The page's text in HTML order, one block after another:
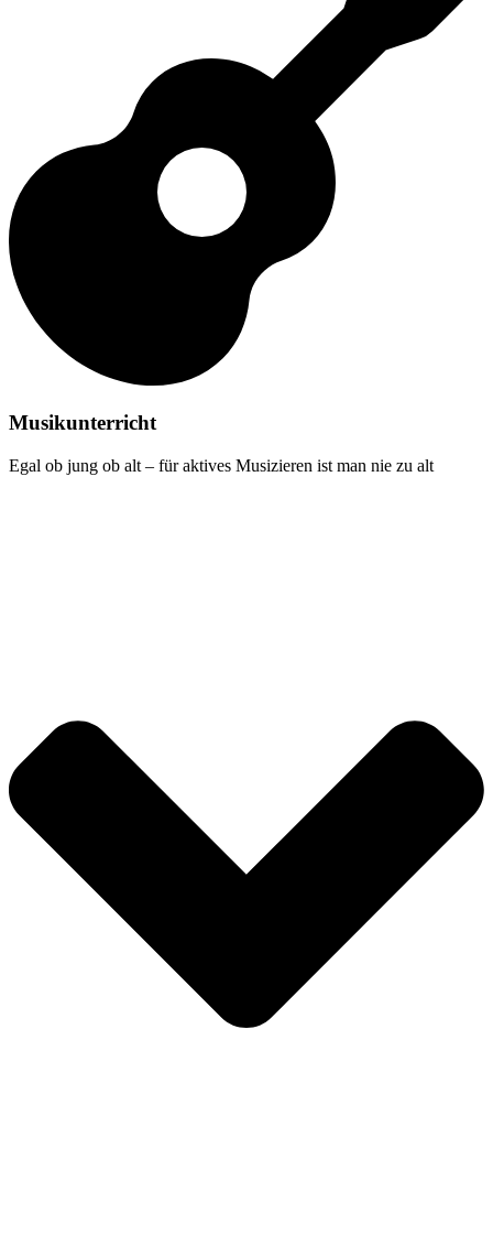
Musikunterricht
Egal ob jung ob alt – für aktives Musizieren ist man nie zu alt